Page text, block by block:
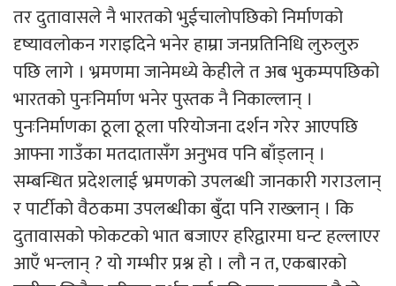
तर दुतावासले नै भारतको भुईचालोपछिको निर्माणको
दृष्यावलोकन गराइदिने भनेर हाम्रा जनप्रतिनिधि लुरुलुरु
पछि लागे । भ्रमणमा जानेमध्ये केहीले त अब भुकम्पपछिको
भारतको पुनःनिर्माण भनेर पुस्तक नै निकाल्लान् ।
पुनःनिर्माणका ठूला ठूला परियोजना दर्शन गरेर आएपछि
आफ्ना गाउँका मतदातासँग अनुभव पनि बाँड्लान् ।
सम्बन्धित प्रदेशलाई भ्रमणको उपलब्धी जानकारी गराउलान्
र पार्टीको वैठकमा उपलब्धीका बुँदा पनि राख्लान् । कि
दुतावासको फोकटको भात बजाएर हरिद्वारमा घन्ट हल्लाएर
आएँ भन्लान् ? यो गम्भीर प्रश्न हो । लौ न त, एकबारको